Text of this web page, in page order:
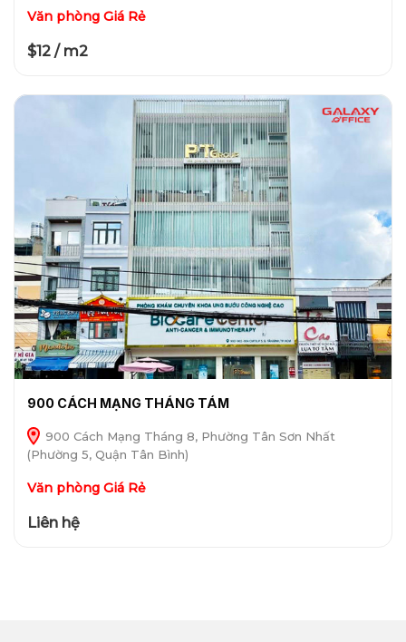
Văn phòng Giá Rẻ
$12 / m2
900 CÁCH MẠNG THÁNG TÁM
900 Cách Mạng Tháng 8, Phường Tân Sơn Nhất
(Phường 5, Quận Tân Bình)
Văn phòng Giá Rẻ
Liên hệ